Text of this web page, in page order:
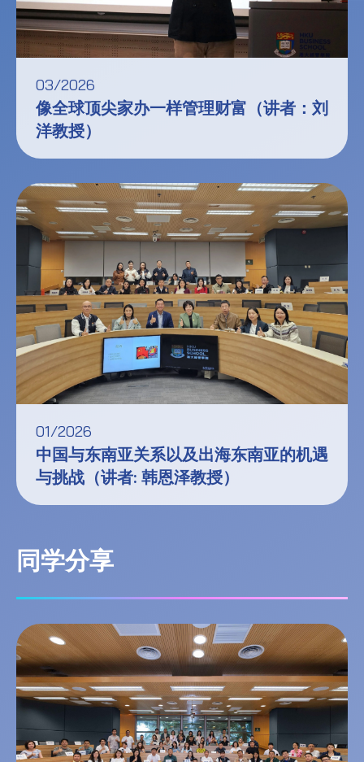
03/2026
像全球顶尖家办一样管理财富（讲者：刘
洋教授）
01/2026
中国与东南亚关系以及出海东南亚的机遇
与挑战（讲者: 韩恩泽教授）
同学分享